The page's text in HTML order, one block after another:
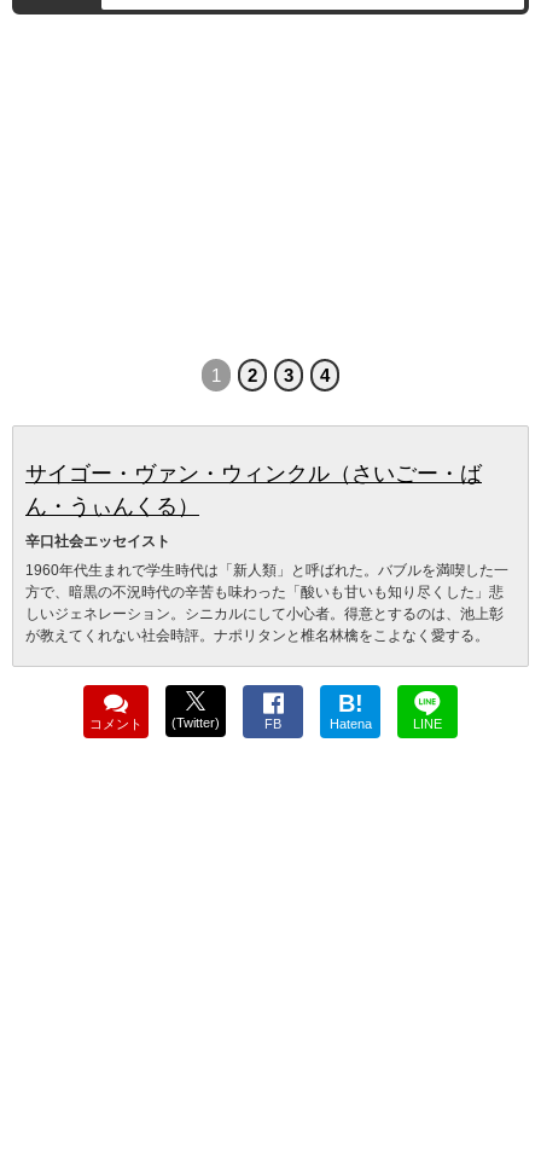
1 2 3 4
サイゴー・ヴァン・ウィンクル（さいごー・ば
ん・うぃんくる）
辛口社会エッセイスト
1960年代生まれで学生時代は「新人類」と呼ばれた。バブルを満喫した一
方で、暗黒の不況時代の辛苦も味わった「酸いも甘いも知り尽くした」悲
しいジェネレーション。シニカルにして小心者。得意とするのは、池上彰
が教えてくれない社会時評。ナポリタンと椎名林檎をこよなく愛する。
コメント (Twitter) FB
B!
Hatena LINE